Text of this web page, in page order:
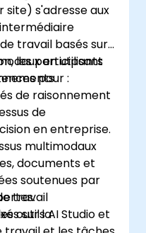
site) s'adresse aux
travail basés sur
en utilisant
les participants
pour :
de raisonnement
de
en entreprise.
multimodaux
documents et
travail
outils AI Studio et
soutenues par
sur la